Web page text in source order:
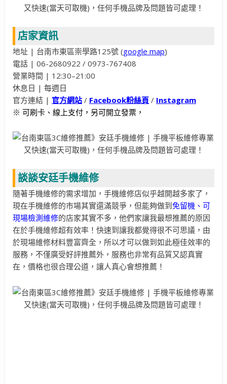
店家資訊
地址 | 台南市東區崇學路125號 (google map)
電話 | 06-2680922 / 0973-767408
營業時間 | 12:30–21:00
休息日 | 每週日
官方連結 | 官方網站 / Facebook粉絲頁 / Instagram
※ 可刷卡、線上支付，另可開立發票，
談談安廷手機維修
隨著手機維修的需求增加，手機維修店似乎越開越多家了，
現在手機維修的市場其實還滿競爭，但能夠做到免留機、可
現場檢測維修的店家其實不多，他們家讓我最想推薦的原因
在於手機維修超有效率！快速到讓我都覺得很不可思議，由
於現場維修材料豐富齊全，所以才可以做到如此極佳效率的
服務，不僅廣受好評推薦外，服務也非常有品質又認真實
在，價格也很合理公道，讓人真心會想推薦！